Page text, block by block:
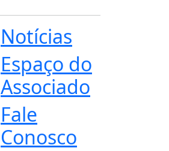
Notícias
Espaço do
Associado
Fale
Conosco